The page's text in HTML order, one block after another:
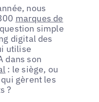
nous
marques de
simple
digital des
utilise
dans son
: le siège, ou
gèrent les
?